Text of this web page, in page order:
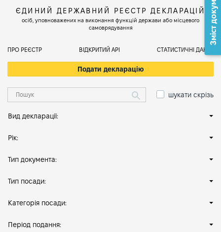
ЄДИНИЙ ДЕРЖАВНИЙ РЕЄСТР ДЕКЛАРАЦІЙ
осіб, уповноважених на виконання функцій держави або місцевого
самоврядування
ПРО РЕЄСТР ВІДКРИТИЙ АРІ СТАТИСТИЧНІ ДАНІ
Подати декларацію
шукати скрізь
Вид декларації:
Рік:
Тип документа:
Тип посади:
Категорія посади:
Період подання:
Зміст документа